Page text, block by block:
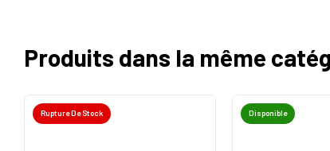
Produits dans la même
Rupture De Stock Disponible